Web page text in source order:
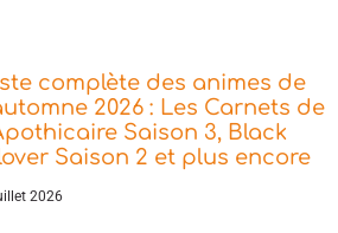
complète des animes de
2026 : Les Carnets de
Saison 3, Black
Saison 2 et plus encore
2026